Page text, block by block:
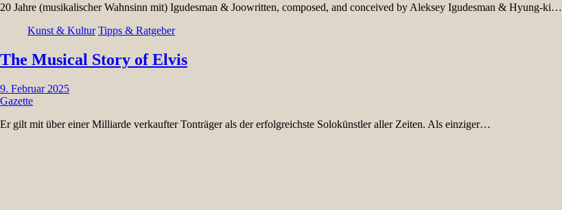
20 Jahre (musikalischer Wahnsinn mit) Igudesman & Joowritten, composed, and conceived by Aleksey Igudesman & Hyung-ki…
Kunst & Kultur Tipps & Ratgeber
The Musical Story of Elvis
9. Februar 2025
Gazette
Er gilt mit über einer Milliarde verkaufter Tonträger als der erfolgreichste Solokünstler aller Zeiten. Als einziger…